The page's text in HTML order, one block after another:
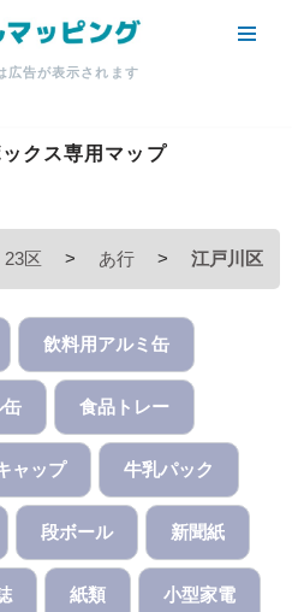
広告が表示されます
クス専用マップ
23区 > あ行> 江戸川区
飲料用アルミ缶
食品トレー
ャップ 牛乳パック
段ボール 新聞紙
紙類 小型家電